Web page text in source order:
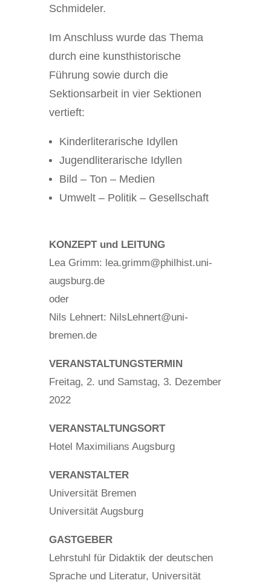
Schmideler.
Im Anschluss wurde das Thema
durch eine kunsthistorische
Führung sowie durch die
Sektionsarbeit in vier Sektionen
vertieft:
Kinderliterarische Idyllen
Jugendliterarische Idyllen
Bild – Ton – Medien
Umwelt – Politik – Gesellschaft
KONZEPT und LEITUNG
Lea Grimm: lea.grimm@philhist.uni-
augsburg.de
oder
Nils Lehnert: NilsLehnert@uni-
bremen.de
VERANSTALTUNGSTERMIN
Freitag, 2. und Samstag, 3. Dezember
2022
VERANSTALTUNGSORT
Hotel Maximilians Augsburg
VERANSTALTER
Universität Bremen
Universität Augsburg
GASTGEBER
Lehrstuhl für Didaktik der deutschen
Sprache und Literatur, Universität